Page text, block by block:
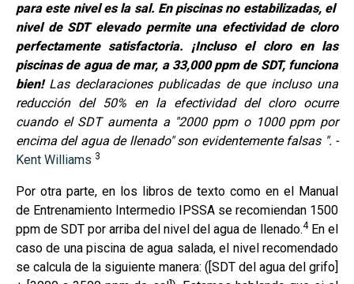
para este nivel es la sal. En piscinas no estabilizadas, el
nivel de SDT elevado permite una efectividad de cloro
perfectamente satisfactoria. ¡Incluso el cloro en las
piscinas de agua de mar, a 33,000 ppm de SDT, funciona
bien! Las declaraciones publicadas de que incluso una
reducción del 50% en la efectividad del cloro ocurre
cuando el SDT aumenta a "2000 ppm o 1000 ppm por
encima del agua de llenado" son evidentemente falsas ". -
Kent Williams 3
Por otra parte, en los libros de texto como en el Manual
de Entrenamiento Intermedio IPSSA se recomiendan 1500
ppm de SDT por arriba del nivel del agua de llenado.4En el
caso de una piscina de agua salada, el nivel recomendado
se calcula de la siguiente manera: ([SDT del agua del grifo]